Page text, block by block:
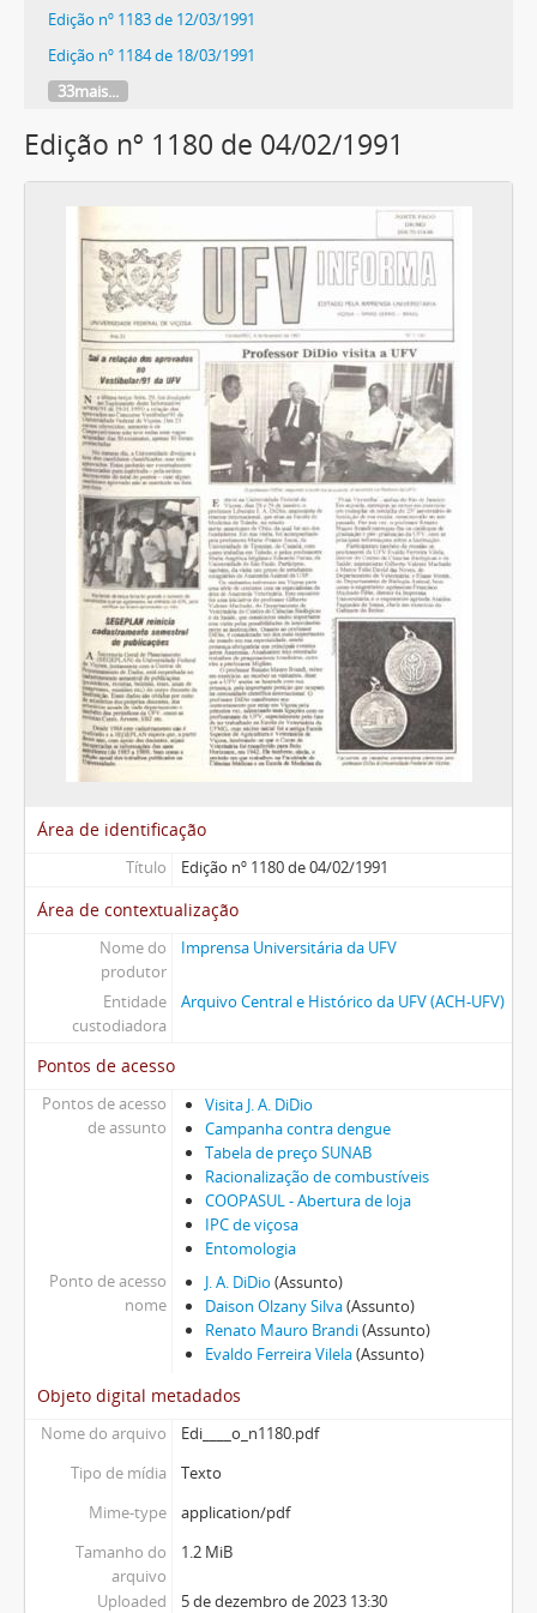
Edição nº 1183 de 12/03/1991
Edição nº 1184 de 18/03/1991
33mais...
Edição nº 1180 de 04/02/1991
Área de identificação
Título Edição nº 1180 de 04/02/1991
Área de contextualização
Nome do
produtor
Imprensa Universitária da UFV
Entidade
custodiadora
Arquivo Central e Histórico da UFV (ACH-UFV)
Pontos de acesso
Pontos de acesso
de assunto
Visita J. A. DiDio
Campanha contra dengue
Tabela de preço SUNAB
Racionalização de combustíveis
COOPASUL - Abertura de loja
IPC de viçosa
Entomologia
Ponto de acesso
nome
J. A. DiDio (Assunto)
Daison Olzany Silva(Assunto)
Renato Mauro Brandi(Assunto)
Evaldo Ferreira Vilela(Assunto)
Objeto digital metadados
Nome do arquivo
Edi____o_n1180.pdf
Tipo de mídia
Texto
Mime-type
application/pdf
Tamanho do
arquivo
1.2 MiB
Uploaded 5 de dezembro de 2023 13:30